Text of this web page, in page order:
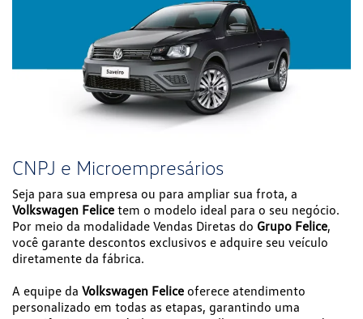
CNPJ e Microempresários
Seja para sua empresa ou para ampliar sua frota, a
Volkswagen Felice tem o modelo ideal para o seu negócio.
Por meio da modalidade Vendas Diretas do Grupo Felice,
você garante descontos exclusivos e adquire seu veículo
diretamente da fábrica.
A equipe da Volkswagen Felice oferece atendimento
personalizado em todas as etapas, garantindo uma